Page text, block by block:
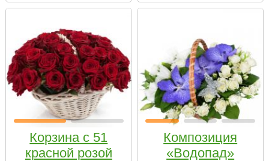
Корзина с 51
красной розой
Композиция
«Водопад»